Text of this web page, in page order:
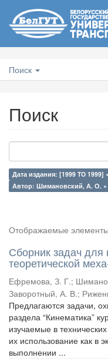
Поиск
Поиск
Дата издания: [1999 TO 1999] ×
Автор: Шимановский, А. О. ×
Отображаемые
Сборник задач для
теоретической
Ефремова, З. Г.;
Заворотный, А. В.;
Предлагаются задачи,
раздела “Кинематика”
изучаемые в
их использование как в
выполнении ...